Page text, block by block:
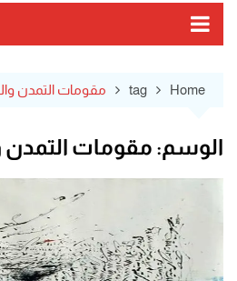
Home
tag مقومات التمدن
الوسم: مقومات التمدن